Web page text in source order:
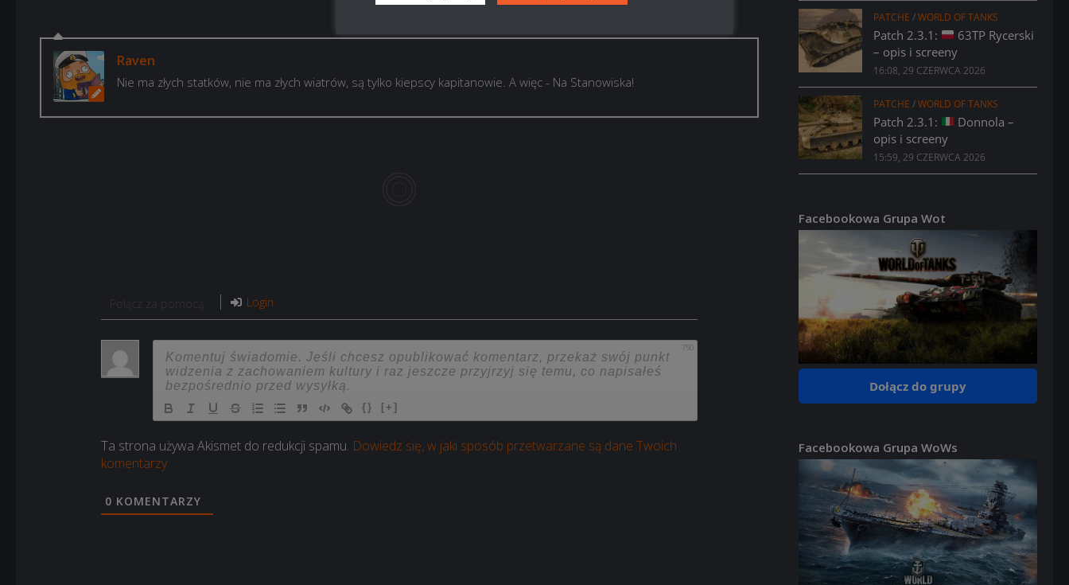
Raven
Nie ma złych statków, nie ma złych wiatrów, są tylko kiepscy kapitanowie. A więc - Na Stanowiska!
Login
750
{} [+]
Ta strona używa Akismet do redukcji spamu. Dowiedz się, w jaki sposób przetwarzane są dane Twoich
komentarzy.
0 KOMENTARZY
PATCHE /WORLD OF TANKS
Patch 2.3.1:
63TP Rycerski
– opis i screeny
16:08, 29 CZERWCA 2026
PATCHE /WORLD OF TANKS
Patch 2.3.1:
Donnola –
opis i screeny
15:59, 29 CZERWCA 2026
Facebookowa Grupa Wot
Dołącz do grupy
Facebookowa Grupa WoWs